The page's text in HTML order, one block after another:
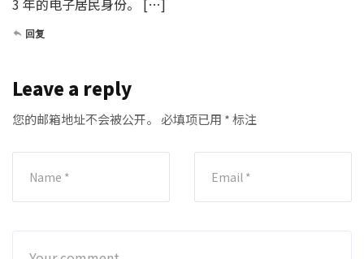
3 年的电子居民身份。 […]
回复
Leave a reply
您的邮箱地址不会被公开。 必填项已用 *标注